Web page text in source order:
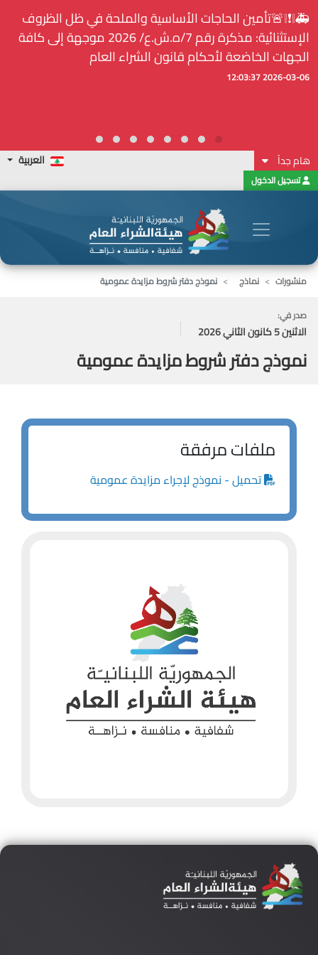
🚑❕❗❕🚨تأمين الحاجات الأساسية والملحة في ظل الظروف
الإستثنائية: مذكرة رقم 7/ه.ش.ع/ 2026 موجهة إلى كافة
الجهات الخاضعة لأحكام قانون الشراء العام
2026-03-06 12:03:37
هام جداً العربية
تسجيل الدخول
منشورات نماذج نموذج دفتر شروط مزايدة عمومية
صدر في:
الاثنين 5 كانون الثاني 2026
نموذج دفتر شروط مزايدة عمومية
ملفات مرفقة
تحميل - نموذج لإجراء مزايدة عمومية